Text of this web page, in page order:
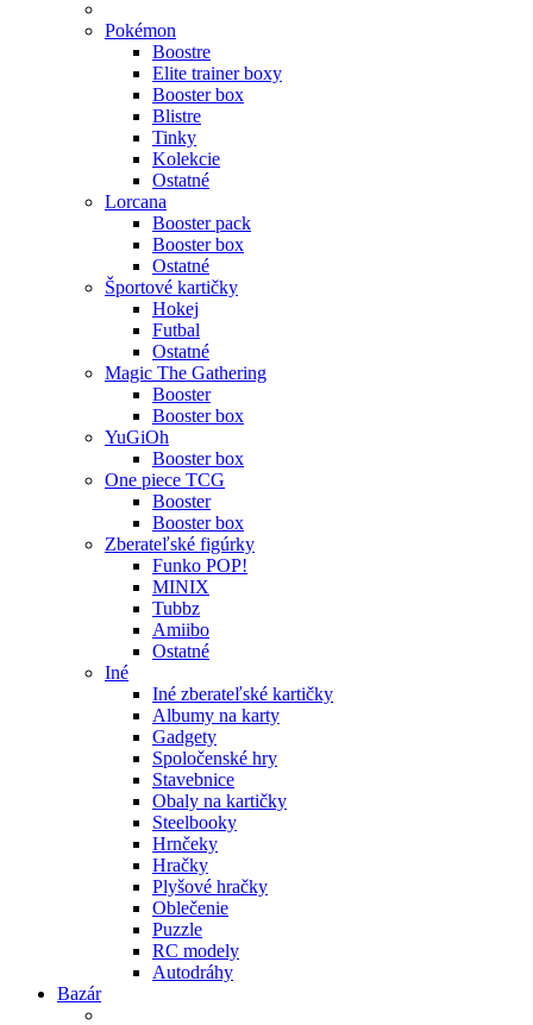
Pokémon
Boostre
Elite trainer boxy
Booster box
Blistre
Tinky
Kolekcie
Ostatné
Lorcana
Booster pack
Booster box
Ostatné
Športové kartičky
Hokej
Futbal
Ostatné
Magic The Gathering
Booster
Booster box
YuGiOh
Booster box
One piece TCG
Booster
Booster box
Zberateľské figúrky
Funko POP!
MINIX
Tubbz
Amiibo
Ostatné
Iné
Iné zberateľské kartičky
Albumy na karty
Gadgety
Spoločenské hry
Stavebnice
Obaly na kartičky
Steelbooky
Hrnčeky
Hračky
Plyšové hračky
Oblečenie
Puzzle
RC modely
Autodráhy
Bazár